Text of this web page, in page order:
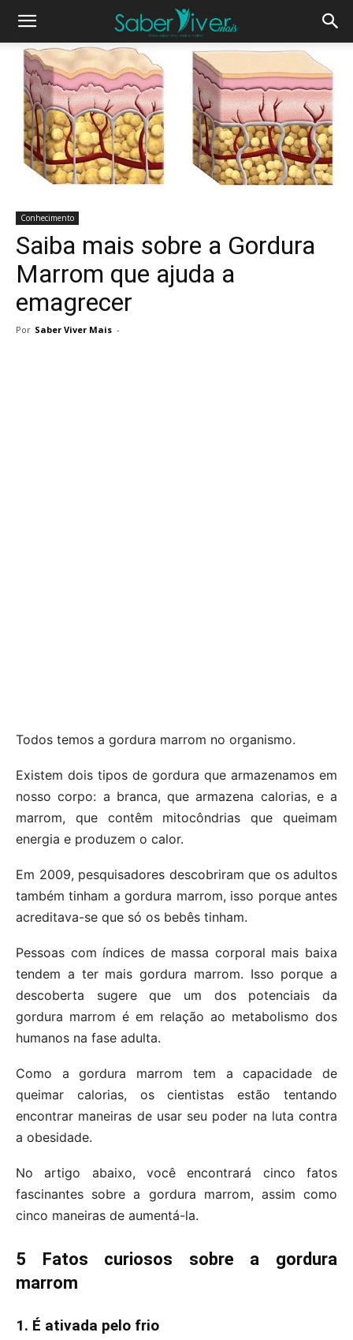
Conhecimento
Saiba mais sobre a Gordura
Marrom que ajuda a
emagrecer
Por Saber Viver Mais -
Todos temos a gordura marrom no organismo.
Existem dois tipos de gordura que armazenamos em
nosso corpo: a branca, que armazena calorias, e a
marrom, que contêm mitocôndrias que queimam
energia e produzem o calor.
Em 2009, pesquisadores descobriram que os adultos
também tinham a gordura marrom, isso porque antes
acreditava-se que só os bebês tinham.
Pessoas com índices de massa corporal mais baixa
tendem a ter mais gordura marrom. Isso porque a
descoberta sugere que um dos potenciais da
gordura marrom é em relação ao metabolismo dos
humanos na fase adulta.
Como a gordura marrom tem a capacidade de
queimar calorias, os cientistas estão tentando
encontrar maneiras de usar seu poder na luta contra
a obesidade.
No artigo abaixo, você encontrará cinco fatos
fascinantes sobre a gordura marrom, assim como
cinco maneiras de aumentá-la.
5 Fatos curiosos sobre a gordura
marrom
1. É ativada pelo frio